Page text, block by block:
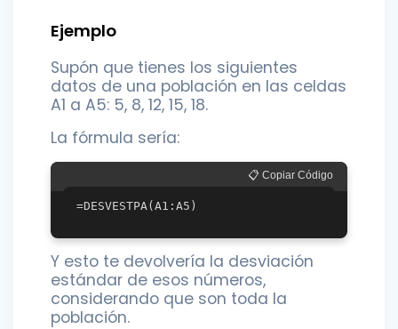
Ejemplo
Supón que tienes los siguientes
datos de una población en las celdas
A1 a A5: 5, 8, 12, 15, 18.
La fórmula sería:
📋 Copiar Código
Y esto te devolvería la desviación
estándar de esos números,
considerando que son toda la
población.